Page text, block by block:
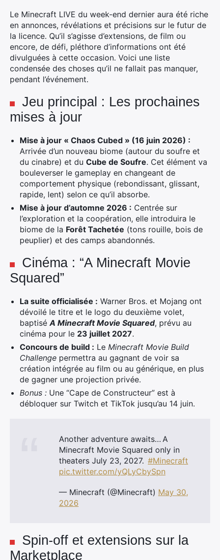
Le Minecraft LIVE du week-end dernier aura été riche
en annonces, révélations et précisions sur le futur de
la licence. Qu’il s’agisse d’extensions, de film ou
encore, de défi, pléthore d’informations ont été
divulguées à cette occasion. Voici une liste
condensée des choses qu’il ne fallait pas manquer,
pendant l’événement.
Jeu principal : Les prochaines
mises à jour
Mise à jour « Chaos Cubed » (16 juin 2026) :
Arrivée d’un nouveau biome (autour du soufre et
du cinabre) et du Cube de Soufre. Cet élément va
bouleverser le gameplay en changeant de
comportement physique (rebondissant, glissant,
rapide, lent) selon ce qu’il absorbe.
Mise à jour d’automne 2026 : Centrée sur
l’exploration et la coopération, elle introduira le
biome de la Forêt Tachetée (tons rouille, bois de
peuplier) et des camps abandonnés.
Cinéma : “A Minecraft Movie
Squared”
La suite officialisée : Warner Bros. et Mojang ont
dévoilé le titre et le logo du deuxième volet,
baptiséA Minecraft Movie Squared, prévu au
cinéma pour le 23 juillet 2027.
Concours de build : Le Minecraft Movie Build
Challenge permettra au gagnant de voir sa
création intégrée au film ou au générique, en plus
de gagner une projection privée.
Bonus : Une “Cape de Constructeur” est à
débloquer sur Twitch et TikTok jusqu’au 14 juin.
Another adventure awaits… A
Minecraft Movie Squared only in
theaters July 23, 2027. #Minecraft
pic.twitter.com/yQLyCbySpn
— Minecraft (@Minecraft) May 30,
2026
Spin-off et extensions sur la
Marketplace